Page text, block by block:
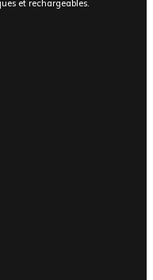
et rechargeables.